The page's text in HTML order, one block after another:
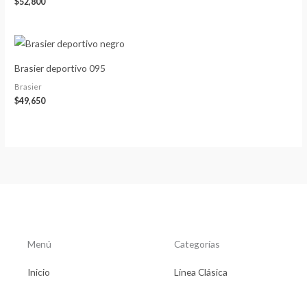
Brasier deportivo 095
Brasier
$49,650
Menú
Inicio
Categorías
Línea Clásica